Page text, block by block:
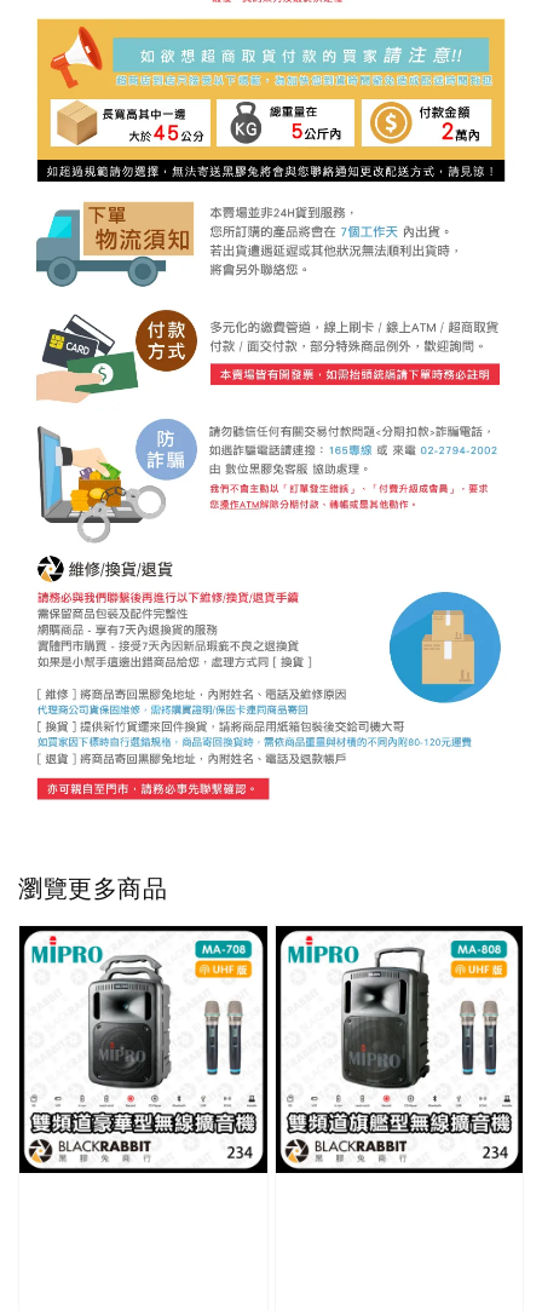
瀏覽更多商品